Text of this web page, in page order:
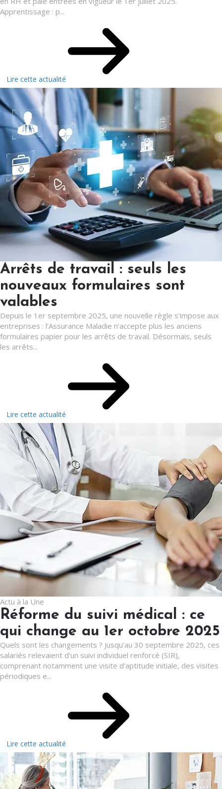
Apprentissage : p...
Lire cette actualité
Arrêts de travail : seuls les
nouveaux formulaires sont
valables
Depuis le 1er septembre 2025, une nouvelle règle s’impose aux
entreprises : l’Assurance Maladie n’accepte plus les anciens
formulaires papier pour les arrêts de travail. Désormais, seuls
les arrêts...
Lire cette actualité
Actu à la Une
Réforme du suivi médical : ce
qui change au 1er octobre 2025
Quels sont les changements ? Jusqu’au 30 septembre 2025, ces
salariés relevaient d’un suivi individuel renforcé (SIR),
comprenant notamment une visite d’aptitude initiale, des visites
périodiques e...
Lire cette actualité